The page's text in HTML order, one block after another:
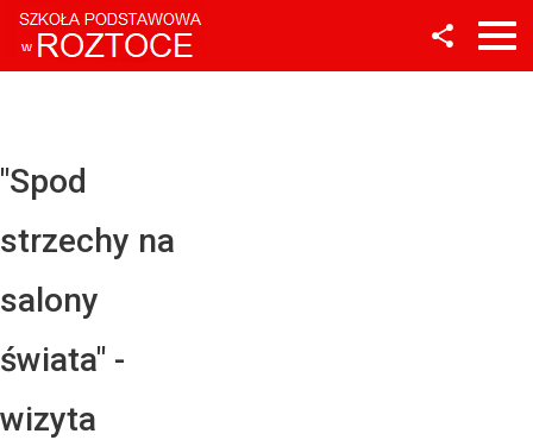
"Spod
strzechy na
salony
świata" -
wizyta